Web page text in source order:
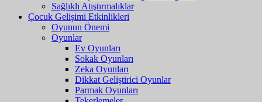
Sağlıklı Atıştırmalıklar
Çocuk Gelişimi Etkinlikleri
Oyunun Önemi
Oyunlar
Ev Oyunları
Sokak Oyunları
Zeka Oyunları
Dikkat Geliştirici Oyunlar
Parmak Oyunları